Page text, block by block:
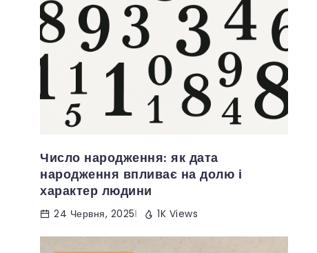
Число народження: як дата
народження впливає на долю і
характер людини
24 Червня, 2025 1K Views